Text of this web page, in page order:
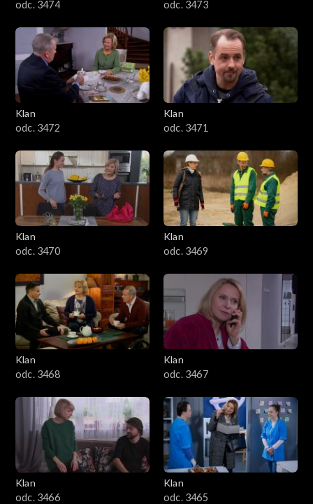
odc. 3474 odc. 3473
Klan
odc. 3472
Klan
odc. 3471
Klan
odc. 3470
Klan
odc. 3469
Klan
odc. 3468
Klan
odc. 3467
Klan
odc. 3466
Klan
odc. 3465